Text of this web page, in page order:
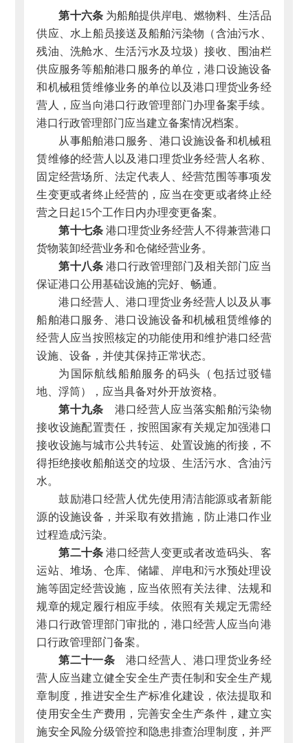
第十六条为船舶提供岸电、燃物料、生活品
供应、水上船员接送及船舶污染物（含油污水、
残油、洗舱水、生活污水及垃圾）接收、围油栏
供应服务等船舶港口服务的单位，港口设施设备
和机械租赁维修业务的单位以及港口理货业务经
营人，应当向港口行政管理部门办理备案手续。
港口行政管理部门应当建立备案情况档案。
从事船舶港口服务、港口设施设备和机械租
赁维修的经营人以及港口理货业务经营人名称、
固定经营场所、法定代表人、经营范围等事项发
生变更或者终止经营的，应当在变更或者终止经
营之日起15个工作日内办理变更备案。
第十七条港口理货业务经营人不得兼营港口
货物装卸经营业务和仓储经营业务。
第十八条港口行政管理部门及相关部门应当
保证港口公用基础设施的完好、畅通。
港口经营人、港口理货业务经营人以及从事
船舶港口服务、港口设施设备和机械租赁维修的
经营人应当按照核定的功能使用和维护港口经营
设施、设备，并使其保持正常状态。
为国际航线船舶服务的码头（包括过驳锚
地、浮筒），应当具备对外开放资格。
第十九条 港口经营人应当落实船舶污染物
接收设施配置责任，按照国家有关规定加强港口
接收设施与城市公共转运、处置设施的衔接，不
得拒绝接收船舶送交的垃圾、生活污水、含油污
水。
鼓励港口经营人优先使用清洁能源或者新能
源的设施设备，并采取有效措施，防止港口作业
过程造成污染。
第二十条港口经营人变更或者改造码头、客
运站、堆场、仓库、储罐、岸电和污水预处理设
施等固定经营设施，应当依照有关法律、法规和
规章的规定履行相应手续。依照有关规定无需经
港口行政管理部门审批的，港口经营人应当向港
口行政管理部门备案。
第二十一条港口经营人、港口理货业务经
营人应当建立健全安全生产责任制和安全生产规
章制度，推进安全生产标准化建设，依法提取和
使用安全生产费用，完善安全生产条件，建立实
施安全风险分级管控和隐患排查治理制度，并严